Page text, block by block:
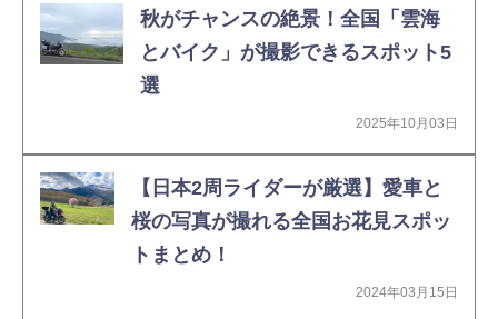
秋がチャンスの絶景！全国「雲海
とバイク」が撮影できるスポット5
選
2025年10月03日
【日本2周ライダーが厳選】愛車と
桜の写真が撮れる全国お花見スポッ
トまとめ！
2024年03月15日